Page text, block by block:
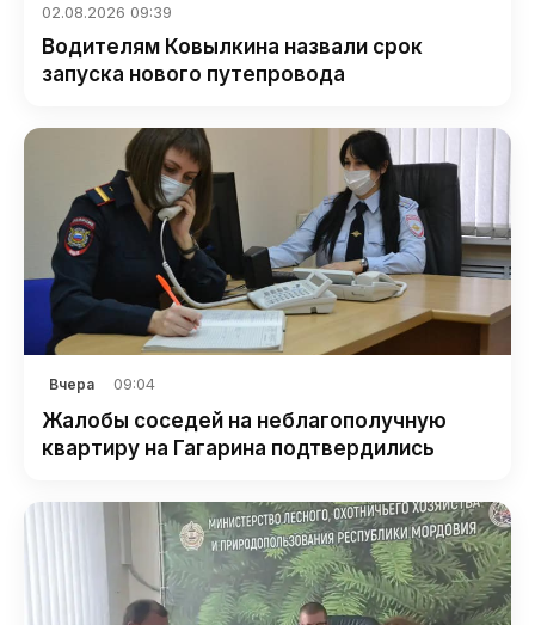
02.08.2026 09:39
Водителям Ковылкина назвали срок
запуска нового путепровода
Вчера 09:04
Жалобы соседей на неблагополучную
квартиру на Гагарина подтвердились